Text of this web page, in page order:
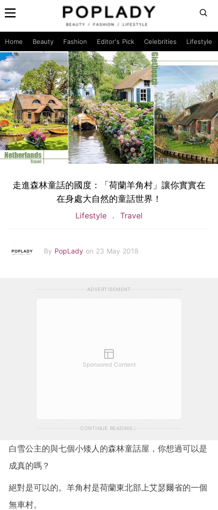
Home Beauty Fashion Editor's Pick Celebrities Lifestyle
走進森林童話的國度：「荷蘭羊角村」讓你實實在
在身處大自然的童話世界！
Lifestyle Travel
By PopLady on 23 May 2018
ADVERTISEMENT
Sponsored Content
CONTINUE READING
白雪公主的與七個小矮人的森林童話屋，你想過可以是
成真的嗎？
絕對是可以的。羊角村是荷蘭東北部上艾瑟爾省的一個
無車村。